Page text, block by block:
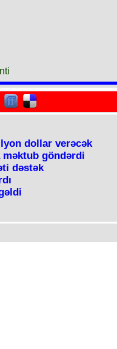
dollar verəcək
məktub göndərdi
dəstək